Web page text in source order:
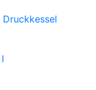
Druckkessel